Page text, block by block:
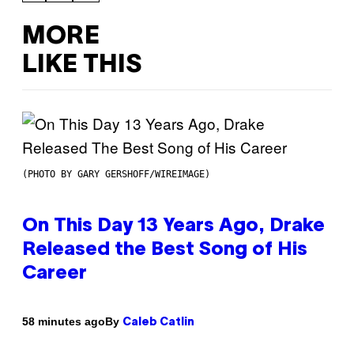
MORE
LIKE THIS
(PHOTO BY GARY GERSHOFF/WIREIMAGE)
On This Day 13 Years Ago, Drake
Released the Best Song of His
Career
58 minutes agoBy Caleb Catlin